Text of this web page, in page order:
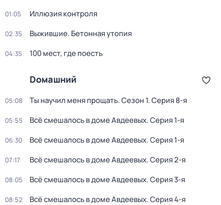
01:05 Иллюзия контроля
02:35 Выжившие. Бетонная утопия
04:35 100 мeст, где пoесть
Dомашний
05:08 Ты научил меня прощать. Сезон 1. Серия 8-я
05:55 Всё смешалось в доме Авдеевых. Серия 1-я
06:30 Всё смешалось в доме Авдеевых. Серия 1-я
07:17 Всё смешалось в доме Авдеевых. Серия 2-я
08:05 Всё смешалось в доме Авдеевых. Серия 3-я
08:52 Всё смешалось в доме Авдеевых. Серия 4-я